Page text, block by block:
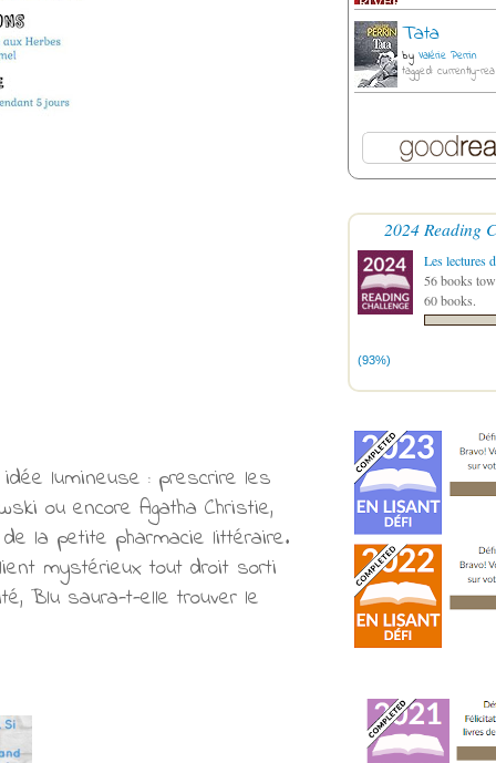
lumineuse : prescrire les
ou encore Agatha Christie,
la petite pharmacie littéraire.
mystérieux tout droit sorti
Blu saura-t-elle trouver le
Tata
by Valérie Perrin
tagged: currently-
2024 Reading
Les lectures
56 books
60 books.
(93%)